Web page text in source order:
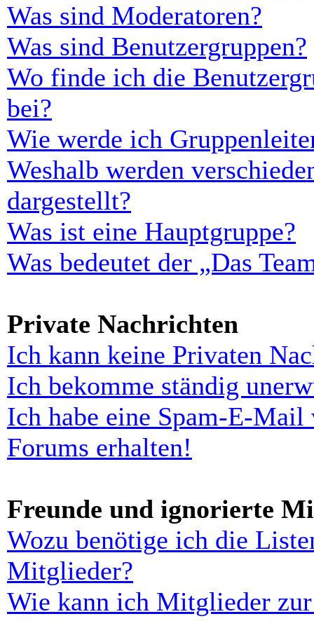
Was sind Moderatoren?
Was sind Benutzergruppen?
Wo finde ich die
bei?
Wie werde ich
Weshalb werden
dargestellt?
Was ist eine Hauptgruppe?
Was bedeutet der „Das
Private Nachrichten
Ich kann keine Privaten
Ich bekomme ständig
Ich habe eine Spam-E-
Forums erhalten!
Freunde und ignorierte
Wozu benötige ich die
Mitglieder?
Wie kann ich Mitglieder